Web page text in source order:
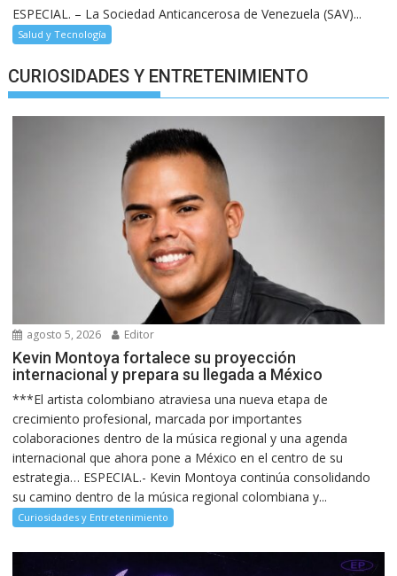
ESPECIAL. – La Sociedad Anticancerosa de Venezuela (SAV)...
Salud y Tecnología
CURIOSIDADES Y ENTRETENIMIENTO
agosto 5, 2026 Editor
Kevin Montoya fortalece su proyección
internacional y prepara su llegada a México
***El artista colombiano atraviesa una nueva etapa de
crecimiento profesional, marcada por importantes
colaboraciones dentro de la música regional y una agenda
internacional que ahora pone a México en el centro de su
estrategia… ESPECIAL.- Kevin Montoya continúa consolidando
su camino dentro de la música regional colombiana y...
Curiosidades y Entretenimiento